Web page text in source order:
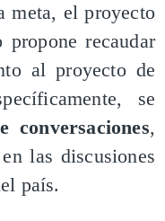
meta, el proyecto
recaudar
al proyecto de
se
conversaciones,
las discusiones
país.